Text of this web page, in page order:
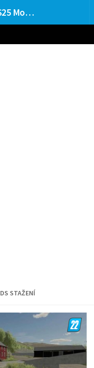
Farming Simulator 25 Mods | FS25 Mods Stahování
STAŽENÍ